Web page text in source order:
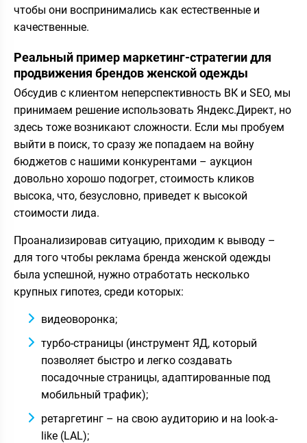
чтобы они воспринимались как естественные и
качественные.
Реальный пример маркетинг-стратегии для
продвижения брендов женской одежды
Обсудив с клиентом неперспективность ВК и SEO, мы
принимаем решение использовать Яндекс.Директ, но
здесь тоже возникают сложности. Если мы пробуем
выйти в поиск, то сразу же попадаем на войну
бюджетов с нашими конкурентами – аукцион
довольно хорошо подогрет, стоимость кликов
высока, что, безусловно, приведет к высокой
стоимости лида.
Проанализировав ситуацию, приходим к выводу –
для того чтобы реклама бренда женской одежды
была успешной, нужно отработать несколько
крупных гипотез, среди которых:
видеоворонка;
турбо-страницы (инструмент ЯД, который
позволяет быстро и легко создавать
посадочные страницы, адаптированные под
мобильный трафик);
ретаргетинг – на свою аудиторию и на look-a-
like (LAL);